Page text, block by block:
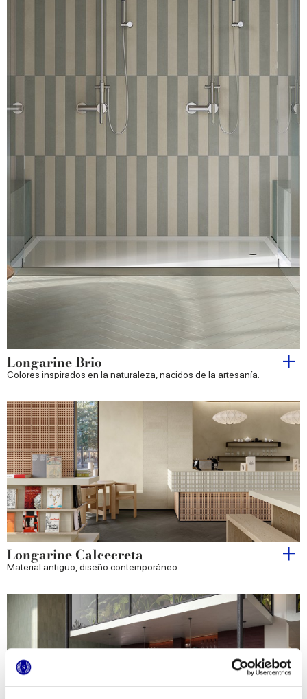
Longarine Brio
Colores inspirados en la naturaleza, nacidos de la artesanía.
Longarine Calcecreta
Material antiguo, diseño contemporáneo.